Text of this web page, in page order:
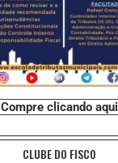
Compre clicando aqui
CLUBE DO FISCO